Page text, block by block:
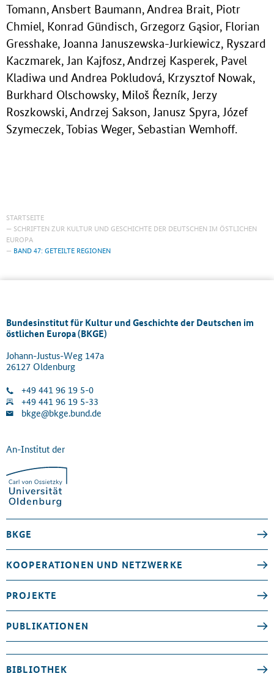
Tomann, Ansbert Baumann, Andrea Brait, Piotr
Chmiel, Konrad Gündisch, Grzegorz Gąsior, Florian
Gresshake, Joanna Januszewska-Jurkiewicz, Ryszard
Kaczmarek, Jan Kajfosz, Andrzej Kasperek, Pavel
Kladiwa und Andrea Pokludová, Krzysztof Nowak,
Burkhard Olschowsky, Miloš Řezník, Jerzy
Roszkowski, Andrzej Sakson, Janusz Spyra, Józef
Szymeczek, Tobias Weger, Sebastian Wemhoff.
STARTSEITE
SCHRIFTEN ZUR KULTUR UND GESCHICHTE DER DEUTSCHEN IM ÖSTLICHEN
EUROPA
BAND 47: GETEILTE REGIONEN
Bundesinstitut für Kultur und Geschichte der Deutschen im
östlichen Europa (BKGE)
Johann-Justus-Weg 147a
26127 Oldenburg
+49 441 96 19 5-0
+49 441 96 19 5-33
bkge@bkge.bund.de
An-Institut der
BKGE
KOOPERATIONEN UND NETZWERKE
PROJEKTE
PUBLIKATIONEN
BIBLIOTHEK